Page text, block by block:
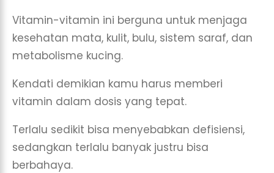
Vitamin-vitamin ini berguna untuk menjaga
kesehatan mata, kulit, bulu, sistem saraf, dan
metabolisme kucing.
Kendati demikian kamu harus memberi
vitamin dalam dosis yang tepat.
Terlalu sedikit bisa menyebabkan defisiensi,
sedangkan terlalu banyak justru bisa
berbahaya.